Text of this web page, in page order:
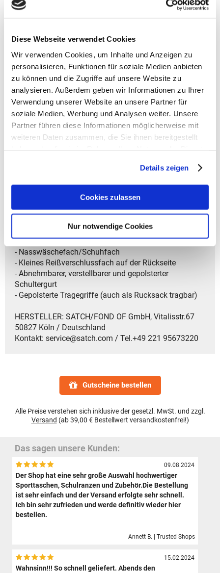
Diese Webseite verwendet Cookies
Wir verwenden Cookies, um Inhalte und Anzeigen zu
personalisieren, Funktionen für soziale Medien anbieten
zu können und die Zugriffe auf unsere Website zu
analysieren. Außerdem geben wir Informationen zu Ihrer
Verwendung unserer Website an unsere Partner für
soziale Medien, Werbung und Analysen weiter. Unsere
Partner führen diese Informationen möglicherweise mit
weiteren Daten zusammen, die Sie ihnen bereitgestellt
Details zeigen
Cookies zulassen
Nur notwendige Cookies
- Volumen: 25 Liter
- Größe: 22 x 23 x 46 cm (HxBxT)
- Großes Hauptfach
- Seitentasche mit Reißverschluss
- Nasswäschefach/Schuhfach
- Kleines Reißverschlussfach auf der Rückseite
- Abnehmbarer, verstellbarer und gepolsterter
Schultergurt
- Gepolsterte Tragegriffe (auch als Rucksack tragbar)
HERSTELLER: SATCH/FOND OF GmbH, Vitalisstr.67
50827 Köln / Deutschland
Kontakt: service@satch.com / Tel.+49 221 95673220
Gutscheine bestellen
Alle Preise verstehen sich inklusive der gesetzl. MwSt. und zzgl.
Versand (ab 39,00 € Bestellwert versandkostenfrei!)
Das sagen unsere Kunden:
09.08.2024
Der Shop hat eine sehr große Auswahl hochwertiger
Sporttaschen, Schulranzen und Zubehör.Die Bestellung
ist sehr einfach und der Versand erfolgte sehr schnell.
Ich bin sehr zufrieden und werde definitiv wieder hier
bestellen.
Annett B. | Trusted Shops
15.02.2024
Wahnsinn!!! So schnell geliefert. Abends den